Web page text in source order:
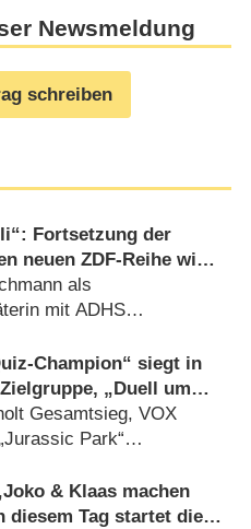
Newsmeldung
schreiben
Fortsetzung der
neuen ZDF-Reihe wird
als
mit ADHS
Champion“ siegt in
„Duell um
of geht völlig unter
Gesamtsieg, VOX
Park“
& Klaas machen
diesem Tag startet die